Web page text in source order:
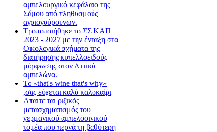
αμπελουργικό κεφάλαιο της
Σάμου από πληθυσμούς
αγριογούρουνων.
Τροποποιήθηκε το ΣΣ ΚΑΠ
2023 - 2027 με την ένταξη στα
Οικολογικά σχήματα της
διατήρησης κυπελλοειδούς
μόρφωσης στον Αττικό
αμπελώνα.
Το «that's wine that's why»
,σας εύχεται καλό καλοκαίρι
Απαιτείται ριζικός
μετασχηματισμός του
γερμανικού αμπελοοινικού
τομέα που περνά τη βαθύτερη